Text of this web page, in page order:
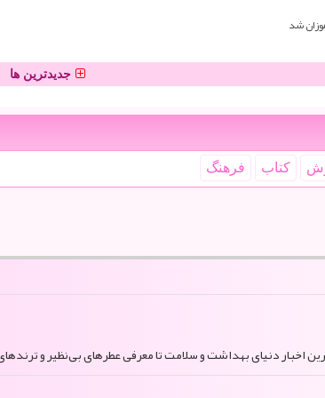
شد
جدیدترین ها
كتاب فرهنگ
اخبار دنیای بهداشت و سلامت تا معرفی عطرهای بی‌نظیر و